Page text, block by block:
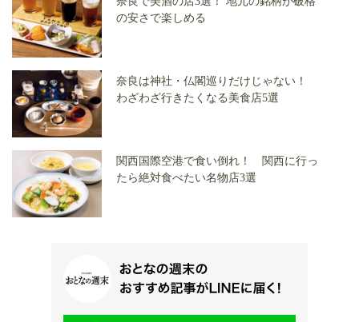
の安さで楽しめる
奈良は神社・仏閣巡りだけじゃない！
わざわざ行きたくなる美食店5選
関西国際空港で食い倒れ！ 関西に行っ
たら絶対食べたい名物店3選